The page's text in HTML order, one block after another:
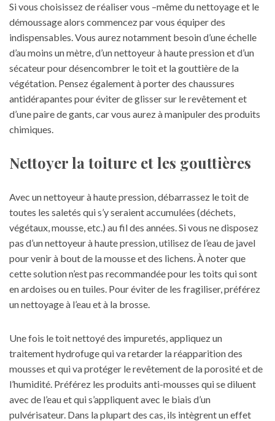
Si vous choisissez de réaliser vous –même du nettoyage et le
démoussage alors commencez par vous équiper des
indispensables. Vous aurez notamment besoin d’une échelle
d’au moins un mètre, d’un nettoyeur à haute pression et d’un
sécateur pour désencombrer le toit et la gouttière de la
végétation. Pensez également à porter des chaussures
antidérapantes pour éviter de glisser sur le revêtement et
d’une paire de gants, car vous aurez à manipuler des produits
chimiques.
Nettoyer la toiture et les gouttières
Avec un nettoyeur à haute pression, débarrassez le toit de
toutes les saletés qui s’y seraient accumulées (déchets,
végétaux, mousse, etc.) au fil des années. Si vous ne disposez
pas d’un nettoyeur à haute pression, utilisez de l’eau de javel
pour venir à bout de la mousse et des lichens. À noter que
cette solution n’est pas recommandée pour les toits qui sont
en ardoises ou en tuiles. Pour éviter de les fragiliser, préférez
un nettoyage à l’eau et à la brosse.
Une fois le toit nettoyé des impuretés, appliquez un
traitement hydrofuge qui va retarder la réapparition des
mousses et qui va protéger le revêtement de la porosité et de
l’humidité. Préférez les produits anti-mousses qui se diluent
avec de l’eau et qui s’appliquent avec le biais d’un
pulvérisateur. Dans la plupart des cas, ils intègrent un effet